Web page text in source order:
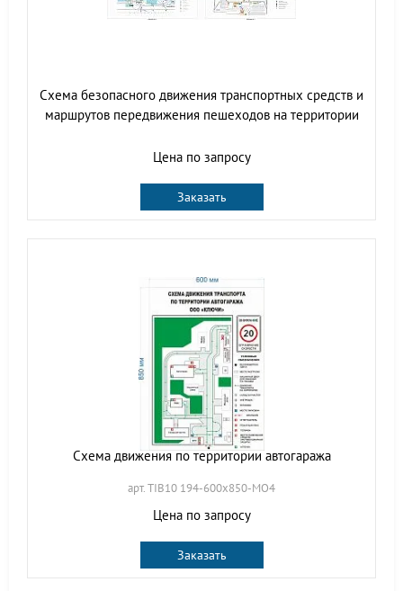
Схема безопасного движения транспортных средств и
маршрутов передвижения пешеходов на территории
Цена по запросу
Заказать
Схема движения по территории автогаража
арт. TIB10 194-600х850-МО4
Цена по запросу
Заказать